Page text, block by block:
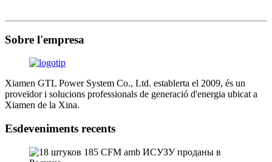
Sobre l'empresa
Xiamen GTL Power System Co., Ltd. establerta el 2009, és un
proveïdor i solucions professionals de generació d'energia ubicat a
Xiamen de la Xina.
Esdeveniments recents